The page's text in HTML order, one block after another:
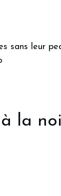
sans leur
la